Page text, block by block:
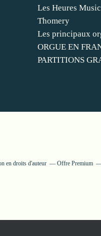
Les Heures
Thomery
Les principaux
ORGUE EN
PARTITIONS
en droits d'auteur Offre Premium